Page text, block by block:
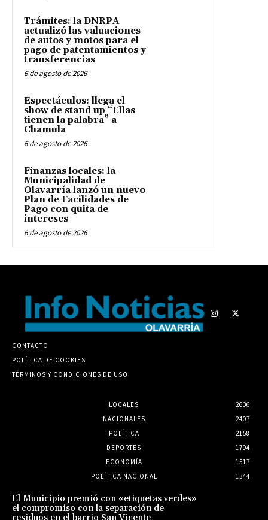
Trámites: la DNRPA
actualizó las valuaciones
de autos y motos para el
pago de patentamientos y
transferencias
6 de agosto de 2026
Espectáculos: llega el
show de stand up “Ellas
tienen la palabra” a
Chamula
6 de agosto de 2026
Finanzas locales: la
Municipalidad de
Olavarría lanzó un nuevo
Plan de Facilidades de
Pago con quita de
intereses
6 de agosto de 2026
CONTACTO
POLÍTICA DE COOKIES
TÉRMINOS Y CONDICIONES DE USO
LOCALES
2636
NACIONALES
2407
POLÍTICA
2158
DEPORTES
1794
ECONOMÍA
1517
POLÍTICA NACIONAL
1344
El Municipio premió con «etiquetas verdes»
el compromiso con la separación de